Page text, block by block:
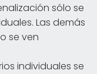
sólo se
Las demás
se ven
individuales se